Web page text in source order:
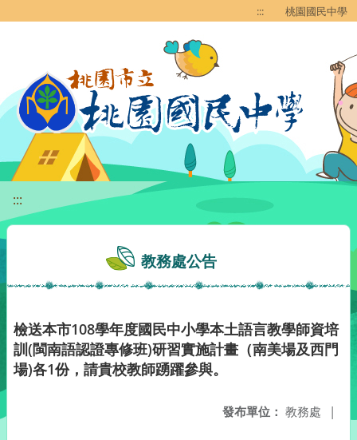
::: 桃園國民中學
:::
教務處公告
檢送本市108學年度國民中小學本土語言教學師資培
訓(閩南語認證專修班)研習實施計畫（南美場及西門
場)各1份，請貴校教師踴躍參與。
發布單位： 教務處 |